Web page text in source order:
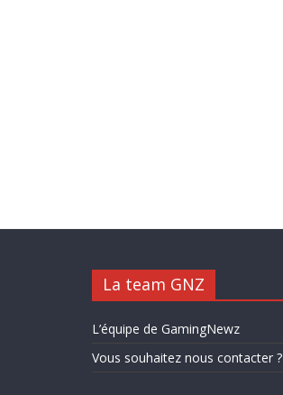
La team GNZ
L’équipe de GamingNewz
Vous souhaitez nous contacter ?